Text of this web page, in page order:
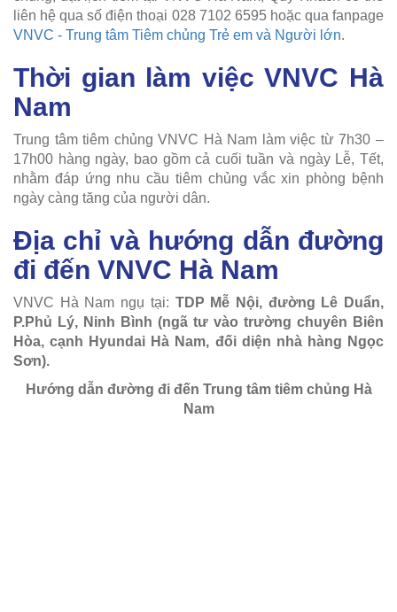
liên hệ qua số điện thoại 028 7102 6595 hoặc qua fanpage
VNVC - Trung tâm Tiêm chủng Trẻ em và Người lớn.
Thời gian làm việc VNVC Hà
Nam
Trung tâm tiêm chủng VNVC Hà Nam làm việc từ 7h30 –
17h00 hàng ngày, bao gồm cả cuối tuần và ngày Lễ, Tết,
nhằm đáp ứng nhu cầu tiêm chủng vắc xin phòng bệnh
ngày càng tăng của người dân.
Địa chỉ và hướng dẫn đường
đi đến VNVC Hà Nam
VNVC Hà Nam ngụ tại: TDP Mễ Nội, đường Lê Duẩn,
P.Phủ Lý, Ninh Bình (ngã tư vào trường chuyên Biên
Hòa, cạnh Hyundai Hà Nam, đối diện nhà hàng Ngọc
Sơn).
Hướng dẫn đường đi đến Trung tâm tiêm chủng Hà
Nam